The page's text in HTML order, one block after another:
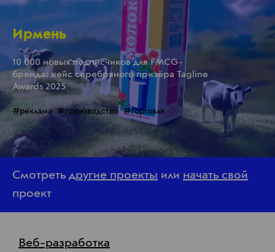
Ирмень
10 000 новых подписчиков для FMCG-
бренда: кейс серебряного призёра Tagline
Awards 2025
#реклама #производство #торговля
Смотреть другие проекты или начать свой
проект
Веб-разработка